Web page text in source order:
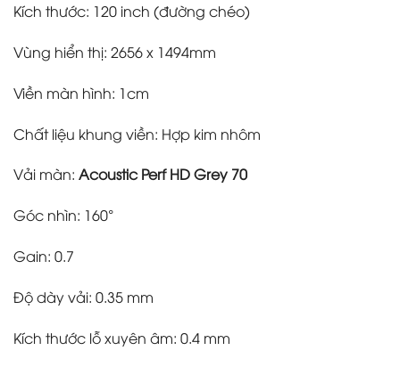
Kích thước: 120 inch (đường chéo)
Vùng hiển thị: 2656 x 1494mm
Viền màn hình: 1cm
Chất liệu khung viền: Hợp kim nhôm
Vải màn: Acoustic Perf HD Grey 70
Góc nhìn: 160°
Gain: 0.7
Độ dày vải: 0.35 mm
Kích thước lỗ xuyên âm: 0.4 mm